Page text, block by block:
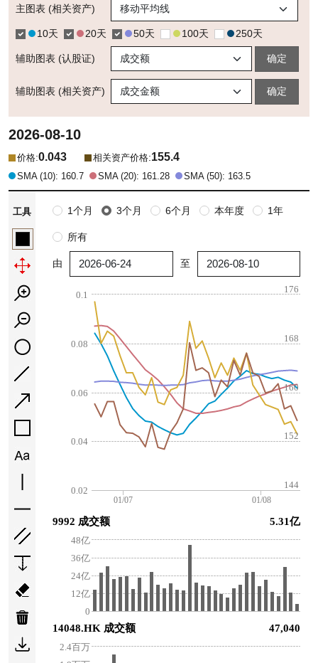
主图表 (相关资产)
10天 20天 50天 100天 250天
辅助图表 (认股证) 确定
辅助图表 (相关资产) 确定
2026-08-10
价格:0.043 相关资产价格:155.4
SMA (10): 160.7 SMA (20): 161.28 SMA (50): 163.5
工具 1个月 3个月 6个月 本年度 1年
所有
由 至
0.02
0.04
0.06
0.08
0.1
144
152
160
168
176
0
12亿
24亿
36亿
48亿
2.4百万
01/07 01/08
9992 成交额 5.31亿
14048.HK 成交额 47,040